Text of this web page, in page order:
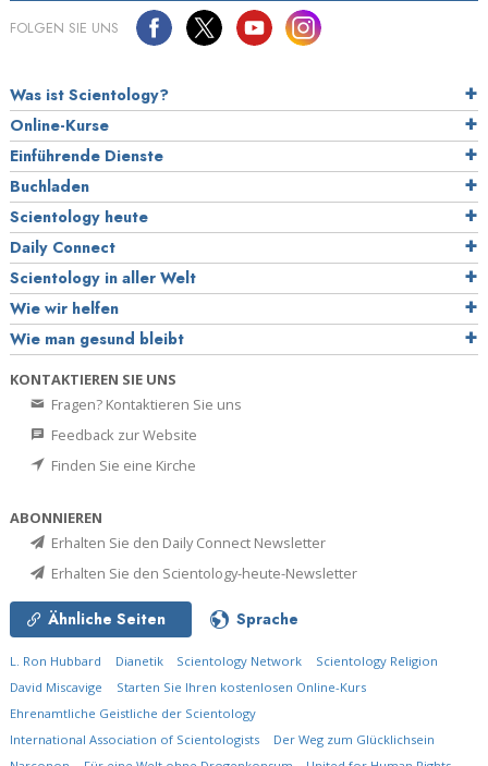
FOLGEN SIE UNS
Was ist Scientology?
Online-Kurse
Einführende Dienste
Buchladen
Scientology heute
Daily Connect
Scientology in aller Welt
Wie wir helfen
Wie man gesund bleibt
KONTAKTIEREN SIE UNS
Fragen? Kontaktieren Sie uns
Feedback zur Website
Finden Sie eine Kirche
ABONNIEREN
Erhalten Sie den Daily Connect Newsletter
Erhalten Sie den Scientology-heute-Newsletter
Ähnliche Seiten Sprache
L. Ron Hubbard Dianetik Scientology Network
Scientology Religion
David Miscavige
Starten Sie Ihren kostenlosen Online-Kurs
Ehrenamtliche Geistliche der Scientology
International Association of Scientologists
Der Weg zum Glücklichsein